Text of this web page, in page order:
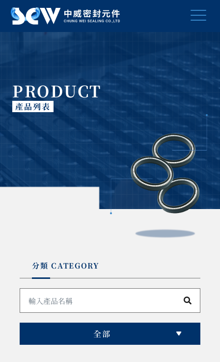
PRODUCT
產品列表
分類 CATEGORY
全部